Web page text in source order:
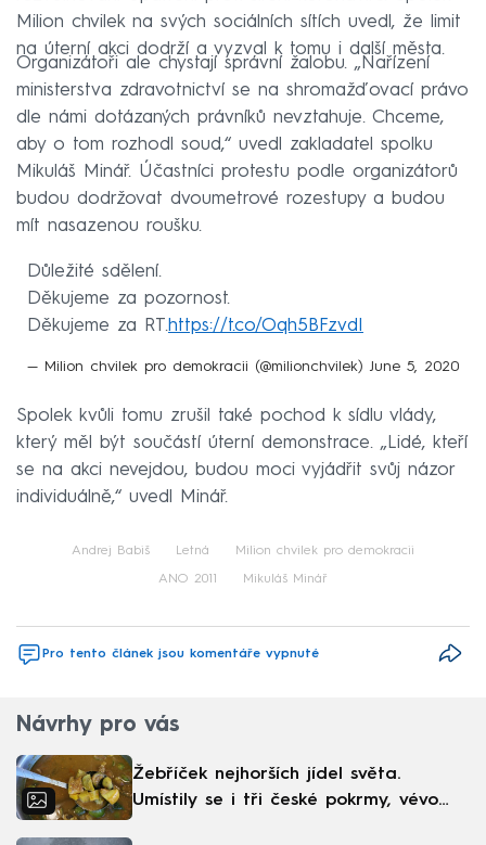
Milion chvilek na svých sociálních sítích uvedl, že limit
na úterní akci dodrží a vyzval k tomu i další města.
Organizátoři ale chystají správní žalobu. „Nařízení
ministerstva zdravotnictví se na shromažďovací právo
dle námi dotázaných právníků nevztahuje. Chceme,
aby o tom rozhodl soud,“ uvedl zakladatel spolku
Mikuláš Minář. Účastníci protestu podle organizátorů
budou dodržovat dvoumetrové rozestupy a budou
mít nasazenou roušku.
Důležité sdělení.
Děkujeme za pozornost.
Děkujeme za RT.https://t.co/Oqh5BFzvdI
— Milion chvilek pro demokracii (@milionchvilek) June 5, 2020
Spolek kvůli tomu zrušil také pochod k sídlu vlády,
který měl být součástí úterní demonstrace. „Lidé, kteří
se na akci nevejdou, budou moci vyjádřit svůj názor
individuálně,“ uvedl Minář.
Andrej Babiš Letná Milion chvilek pro demokracii
ANO 2011 Mikuláš Minář
Pro tento článek jsou komentáře vypnuté
Návrhy pro vás
Žebříček nejhorších jídel světa.
Umístily se i tři české pokrmy, vévodí